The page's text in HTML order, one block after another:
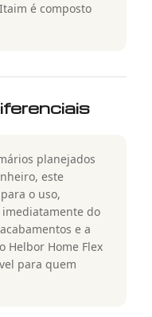
é composto
planejados
este
o uso,
do
e a
Helbor Home Flex
para quem